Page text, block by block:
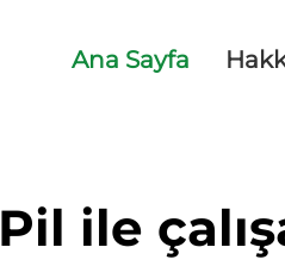
Ana Sayfa
Pil ile